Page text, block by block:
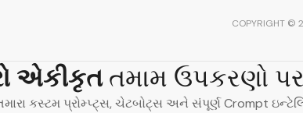
COPYRIGHT ©
એકીકૃતતમામ ઉપકરણો
કસ્ટમ પ્રોમ્પ્ટ્સ, ચેટબોટ્સ અને સંપૂર્ણ Crompt